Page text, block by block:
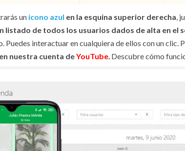
un icono azul en la esquina superior derecha,
listado de todos los usuarios dados de alta en el
Puedes interactuar en cualquiera de ellos con un
nuestra cuenta deYouTube. Descubre cómo